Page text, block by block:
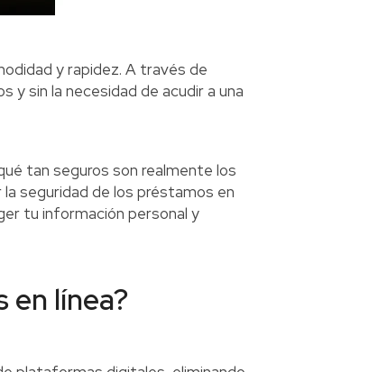
y rapidez. A través de
sin la necesidad de acudir a una
tan seguros son realmente los
seguridad de los préstamos en
tu información personal y
línea?